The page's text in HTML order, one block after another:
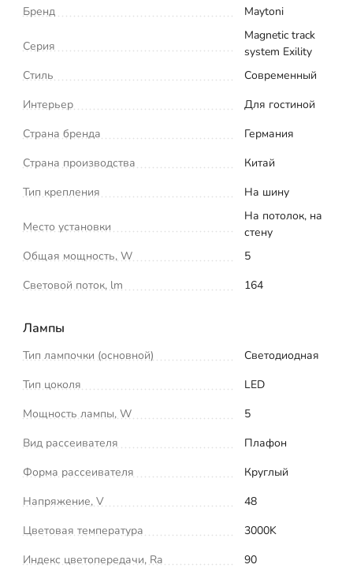
Бренд
Maytoni
Серия
Magnetic track
system Exility
Стиль
Современный
Интерьер
Для гостиной
Страна бренда
Германия
Страна производства
Китай
Тип крепления
На шину
Место установки
На потолок, на
стену
Общая мощность, W
5
Световой поток, lm
164
Лампы
Тип лампочки (основной)
Светодиодная
Тип цоколя
LED
Мощность лампы, W
5
Вид рассеивателя
Плафон
Форма рассеивателя
Круглый
Напряжение, V
48
Цветовая температура
3000K
Индекс цветопередачи, Ra
90